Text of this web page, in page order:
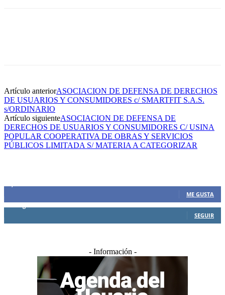
Artículo anteriorASOCIACION DE DEFENSA DE DERECHOS
DE USUARIOS Y CONSUMIDORES c/ SMARTFIT S.A.S.
s/ORDINARIO
Artículo siguienteASOCIACION DE DEFENSA DE
DERECHOS DE USUARIOS Y CONSUMIDORES C/ USINA
POPULAR COOPERATIVA DE OBRAS Y SERVICIOS
PÚBLICOS LIMITADA S/ MATERIA A CATEGORIZAR
ME GUSTA
0 Seguidores
SEGUIR
- Información -